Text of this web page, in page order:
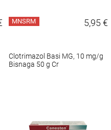
MNSRM 5,95 €
Clotrimazol Basi MG, 10 mg/g
Bisnaga 50 g Cr